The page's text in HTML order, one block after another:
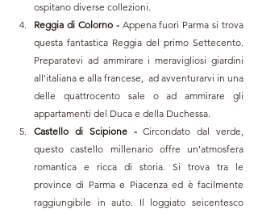
ospitano diverse collezioni.
Reggia di Colorno - Appena fuori Parma si trova
questa fantastica Reggia del primo Settecento.
Preparatevi ad ammirare i meravigliosi giardini
all'italiana e alla francese,  ad avventurarvi in una
delle quattrocento sale o ad ammirare gli
appartamenti del Duca e della Duchessa.
Castello di Scipione - Circondato dal verde,
questo castello millenario offre un'atmosfera
romantica e ricca di storia. Si trova tra le
province di Parma e Piacenza ed è facilmente
raggiungibile in auto. Il loggiato seicentesco